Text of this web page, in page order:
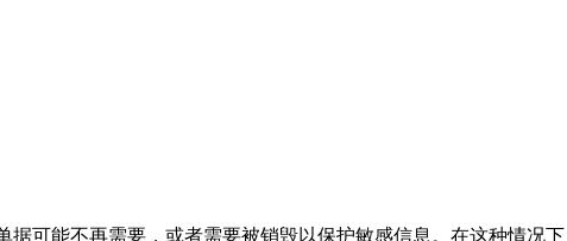
可能不再需要，或者需要被销毁以保护敏感信息。在这种情况